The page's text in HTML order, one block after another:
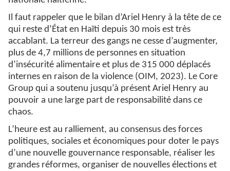
Il faut rappeler que le bilan d’Ariel Henry à la tête de ce
qui reste d’État en Haïti depuis 30 mois est très
accablant. La terreur des gangs ne cesse d’augmenter,
plus de 4,7 millions de personnes en situation
d’insécurité alimentaire et plus de 315 000 déplacés
internes en raison de la violence (OIM, 2023). Le Core
Group qui a soutenu jusqu’à présent Ariel Henry au
pouvoir a une large part de responsabilité dans ce
chaos.
L’heure est au ralliement, au consensus des forces
politiques, sociales et économiques pour doter le pays
d’une nouvelle gouvernance responsable, réaliser les
grandes réformes, organiser de nouvelles élections et